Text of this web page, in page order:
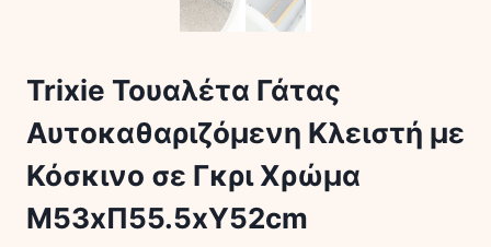
Trixie Τουαλέτα Γάτας
Αυτοκαθαριζόμενη Κλειστή με
Κόσκινο σε Γκρι Χρώμα
Μ53xΠ55.5xΥ52cm